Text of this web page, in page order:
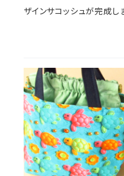
ザインサコッシュが完成し